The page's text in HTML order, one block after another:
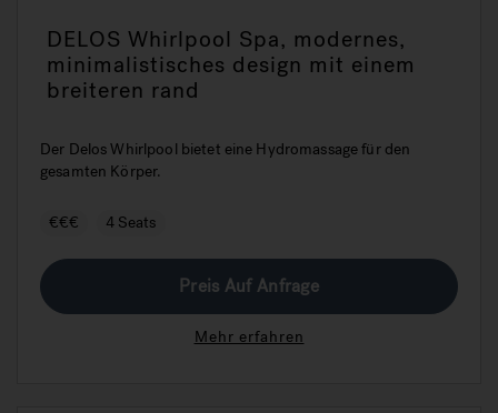
DELOS Whirlpool Spa, modernes,
minimalistisches design mit einem
breiteren rand
Der Delos Whirlpool bietet eine Hydromassage für den
gesamten Körper.
€€€ 4 Seats
Preis Auf Anfrage
Mehr erfahren